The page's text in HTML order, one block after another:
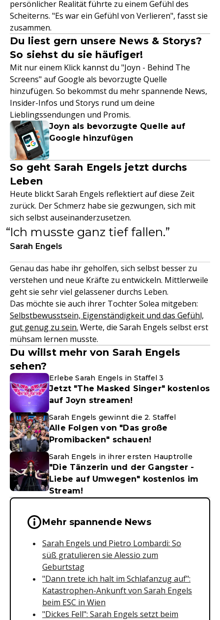
persönlicher Realität führte zu einem Gefühl des
Scheiterns. "Es war ein Gefühl von Verlieren", fasst sie
zusammen.
Du liest gern unsere News & Storys?
So siehst du sie häufiger!
Mit nur einem Klick kannst du "Joyn - Behind The
Screens" auf Google als bevorzugte Quelle
hinzufügen. So bekommst du mehr spannende News,
Insider-Infos und Storys rund um deine
Lieblingssendungen und Promis.
Joyn als bevorzugte Quelle auf
Google hinzufügen
So geht Sarah Engels jetzt durchs
Leben
Heute blickt Sarah Engels reflektiert auf diese Zeit
zurück. Der Schmerz habe sie gezwungen, sich mit
sich selbst auseinanderzusetzen.
Ich musste ganz tief fallen.
Sarah Engels
Genau das habe ihr geholfen, sich selbst besser zu
verstehen und neue Kräfte zu entwickeln. Mittlerweile
geht sie sehr viel gelassener durchs Leben.
Das möchte sie auch ihrer Tochter Solea mitgeben:
Selbstbewusstsein, Eigenständigkeit und das Gefühl,
gut genug zu sein. Werte, die Sarah Engels selbst erst
mühsam lernen musste.
Du willst mehr von Sarah Engels
sehen?
Erlebe Sarah Engels in Staffel 3
Jetzt "The Masked Singer" kostenlos
auf Joyn streamen!
Sarah Engels gewinnt die 2. Staffel
Alle Folgen von "Das große
Promibacken" schauen!
Sarah Engels in ihrer ersten Hauptrolle
"Die Tänzerin und der Gangster -
Liebe auf Umwegen" kostenlos im
Stream!
Wichtige Hinweise &
Mehr spannende News
Sarah Engels und Pietro Lombardi: So
süß gratulieren sie Alessio zum
Geburtstag
"Dann trete ich halt im Schlafanzug auf":
Katastrophen-Ankunft von Sarah Engels
beim ESC in Wien
"Dickes Fell": Sarah Engels setzt beim